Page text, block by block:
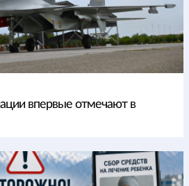
впервые отмечают в